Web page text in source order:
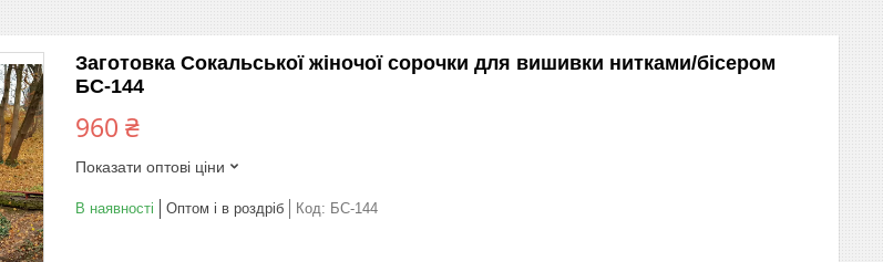
Заготовка Сокальської жіночої сорочки для вишивки нитками/бісером
БС-144
960 ₴
Показати оптові ціни
В наявності Оптом і в роздріб Код: БС-144